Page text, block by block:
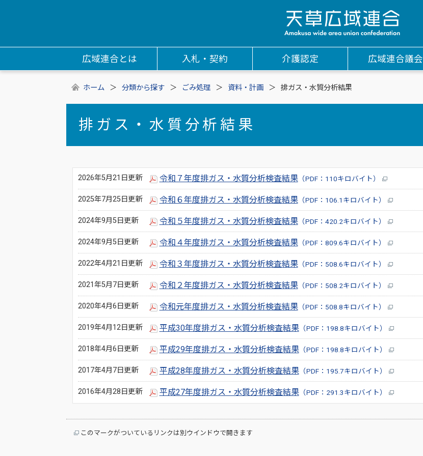
広域連合とは 入札・契約 介護認定 広域連合議会
ホーム 分類から探す ごみ処理 資料・計画 排ガス・水質分析結果
排ガス・水質分析結果
2026年5月21日更新 令和７年度排ガス・水質分析検査結果（PDF：110キロバイト）
2025年7月25日更新 令和６年度排ガス・水質分析検査結果（PDF：106.1キロバイト）
2024年9月5日更新 令和５年度排ガス・水質分析検査結果（PDF：420.2キロバイト）
2024年9月5日更新 令和４年度排ガス・水質分析検査結果（PDF：809.6キロバイト）
2022年4月21日更新 令和３年度排ガス・水質分析検査結果（PDF：508.6キロバイト）
2021年5月7日更新 令和２年度排ガス・水質分析検査結果（PDF：508.2キロバイト）
2020年4月6日更新 令和元年度排ガス・水質分析検査結果（PDF：508.8キロバイト）
2019年4月12日更新 平成30年度排ガス・水質分析検査結果（PDF：198.8キロバイト）
2018年4月6日更新 平成29年度排ガス・水質分析検査結果（PDF：198.8キロバイト）
2017年4月7日更新 平成28年度排ガス・水質分析検査結果（PDF：195.7キロバイト）
2016年4月28日更新 平成27年度排ガス・水質分析検査結果（PDF：291.3キロバイト）
このマークがついているリンクは別ウインドウで開きます